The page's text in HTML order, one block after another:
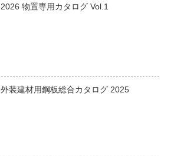
2026 物置専用カタログ Vol.1
外装建材用鋼板総合カタログ 2025